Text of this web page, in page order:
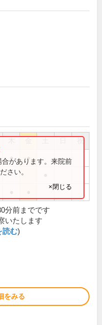
祝
● ●
があります。来院前
さい。
×閉じる
分前までです
いたします
読む)
をみる